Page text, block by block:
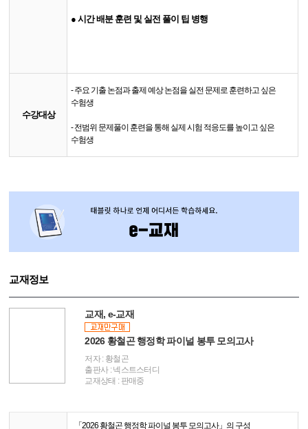
● ​ 시간 배분 훈련 및 실전 풀이 팁 병행
수강대상
- 주요 기출 논점과 출제 예상 논점을 실전 문제로 훈련하고 싶은
수험생
- 전범위 문제풀이 훈련을 통해 실제 시험 적응도를 높이고 싶은
수험생
교재정보
교재, e-교재
2026 황철곤 행정학 파이널 봉투 모의고사
저자 : 황철곤
출판사 : 넥스트스터디
교재상태 : 판매중
「2026 황철곤 행정학 파이널 봉투 모의고사」의 구성